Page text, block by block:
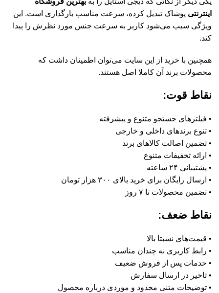
اینترنتی پوشاک تبدیل کرده، سرعت مناسب بارگذاری است. این
ویژگی سبب می‌شود کاربر به سرعت جنس مورد نظرش را پیدا
کند.
همچنین با خرید از این سایت می‌توان اطمینان داشت که
محصولات برند آن کاملا اصل هستند.
نقاط قوت:
• فیلترهای جستجو متنوع و پیشرفته
• تنوع برند‌های داخلی و خارجی
• تضمین اصالت کالا‌های برند
• ارائه تخفیفات متنوع
• پشتیبانی ۲۴ ساعته
• ارسال رایگان برای خرید بالای ۳۰۰ هزار تومان
• تضمین محصولات تا ۷ روز
نقاط ضعف:
• قیمت‌های نسبتا بالا
• رابط کاربری نه چندان مناسب
• خدمات پس از فروش ضعیف
• تاخیر در ارسال سفارش
• توضیحات متنی محدود و موردی درباره محصول